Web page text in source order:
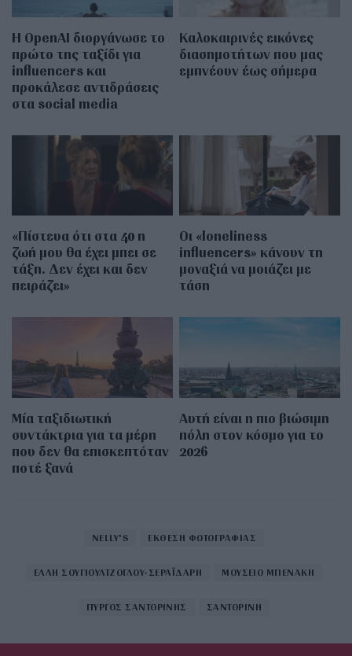
Η OpenAI διοργάνωσε το
πρώτο της ταξίδι για
influencers και
προκάλεσε αντιδράσεις
στα social media
Καλοκαιρινές εικόνες
διασημοτήτων που μας
εμπνέουν έως σήμερα
«Πίστευα ότι στα 40 η
ζωή μου θα έχει μπει σε
τάξη. Δεν έχει και δεν
πειράζει»
Οι «loneliness
influencers» κάνουν τη
μοναξιά να μοιάζει με
τάση
Μία ταξιδιωτική
συντάκτρια για τα μέρη
που δεν θα επισκεπτόταν
ποτέ ξανά
Αυτή είναι η πιο βιώσιμη
πόλη στον κόσμο για το
2026
NELLY'S ΕΚΘΕΣΗ ΦΩΤΟΓΡΑΦΙΑΣ
ΕΛΛΗ ΣΟΥΓΙΟΥΛΤΖΟΓΛΟΥ-ΣΕΡΑΪΔΑΡΗ ΜΟΥΣΕΙΟ ΜΠΕΝΑΚΗ
ΠΥΡΓΟΣ ΣΑΝΤΟΡΙΝΗΣ ΣΑΝΤΟΡΙΝΗ